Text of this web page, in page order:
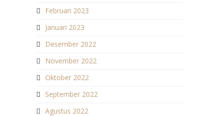
Februari 2023
Januari 2023
Desember 2022
November 2022
Oktober 2022
September 2022
Agustus 2022